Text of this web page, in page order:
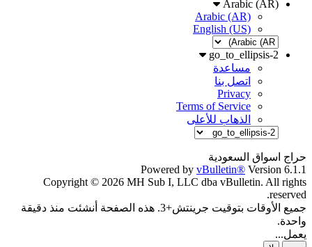
Arabic (AR)
Arabic (AR)
English (US)
go_to_ellipsis-2
مساعدة
اتصل بنا
Privacy
Terms of Service
الذهاب للأعلى
حراج اسواق السعودية
Powered by vBulletin® Version 6.1.1
Copyright © 2026 MH Sub I, LLC dba vBulletin. All rights
reserved.
جميع الأوقات بتوقيت جرينتش+3. هذه الصفحة أنشئت منذ دقيقة
واحدة.
يعمل...